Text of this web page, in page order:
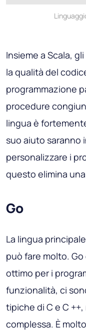
Insieme a Scala,
la qualità del
programmazione
procedure
lingua è
suo aiuto saranno
personalizzare i
questo elimina
Go
La lingua
può fare molto.
ottimo per i
funzionalità, ci
tipiche di C e C
complessa. È